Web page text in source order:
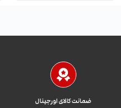
ضمانت کالای اورجینال